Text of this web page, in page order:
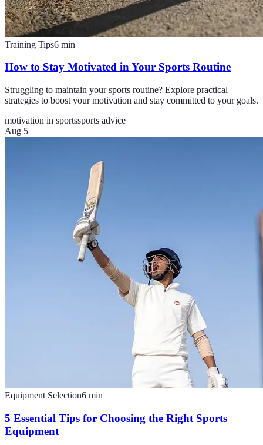
Training Tips6 min
How to Stay Motivated in Your Sports Routine
Struggling to maintain your sports routine? Explore practical
strategies to boost your motivation and stay committed to your goals.
motivation in sportssports advice
Aug 5
Equipment Selection6 min
5 Essential Tips for Choosing the Right Sports
Equipment